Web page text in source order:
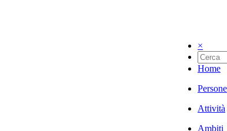
×
Home
Persone
Attività
Ambiti